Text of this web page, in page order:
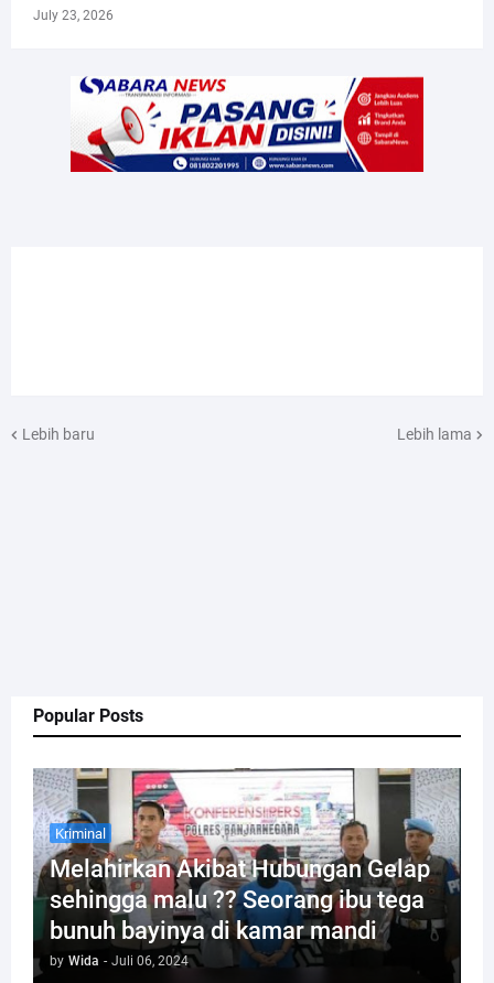
Popular Posts
Kriminal
Melahirkan Akibat Hubungan Gelap
sehingga malu ?? Seorang ibu tega
bunuh bayinya di kamar mandi
by Wida - Juli 06, 2024
July 23, 2026
Lebih baru Lebih lama